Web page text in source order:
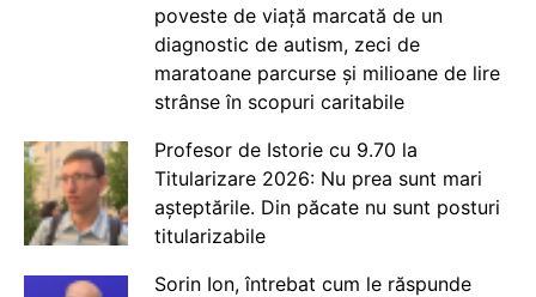
poveste de viață marcată de un
diagnostic de autism, zeci de
maratoane parcurse și milioane de lire
strânse în scopuri caritabile
Profesor de Istorie cu 9.70 la
Titularizare 2026: Nu prea sunt mari
așteptările. Din păcate nu sunt posturi
titularizabile
Sorin Ion, întrebat cum le răspunde